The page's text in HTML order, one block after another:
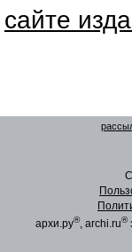
сайте
архи.ру®, archi.ru®